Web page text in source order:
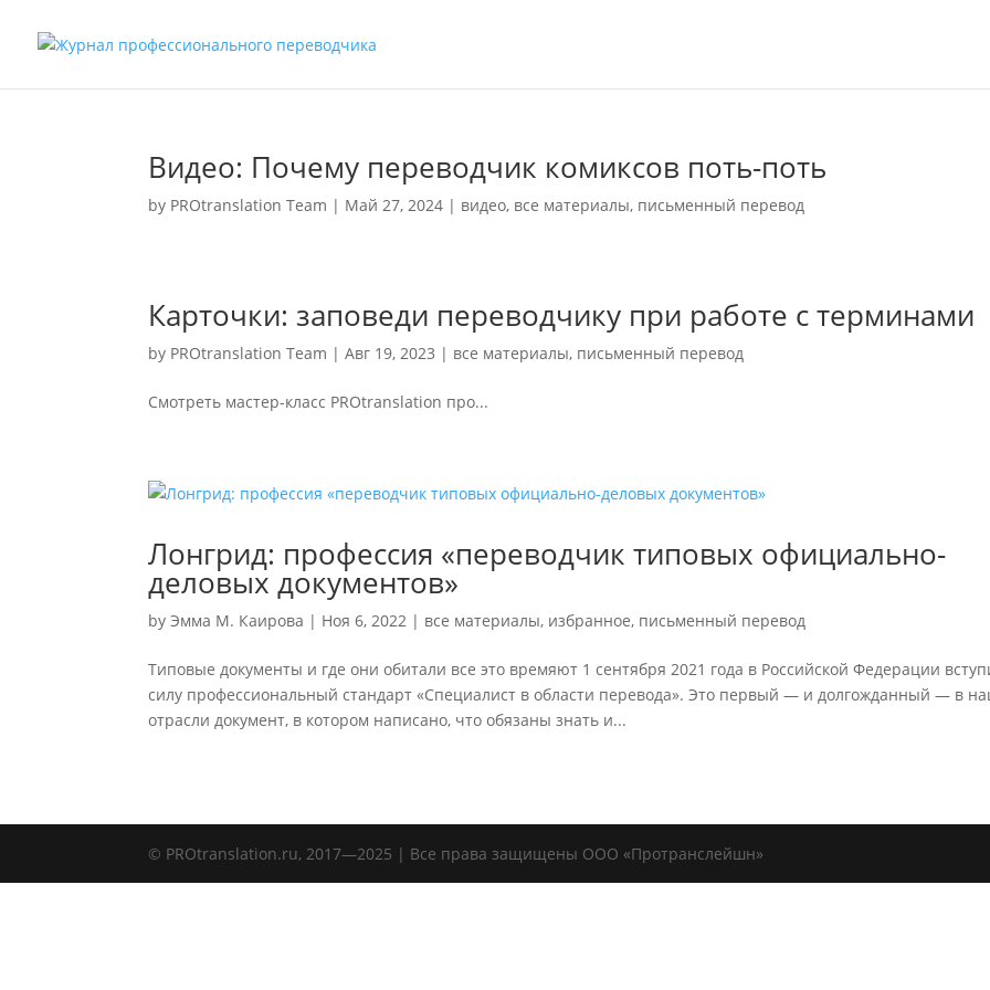
Видео: Почему переводчик комиксов поть-поть
by PROtranslation Team | Май 27, 2024 | видео, все материалы, письменный перевод
Карточки: заповеди переводчику при работе с терминами
by PROtranslation Team |Авг 19, 2023 | все материалы, письменный перевод
Смотреть мастер-класс PROtranslation про...
Лонгрид: профессия «переводчик типовых официально-
деловых документов»
byЭмма М. Каирова | Ноя 6, 2022 | все материалы, избранное, письменный перевод
Типовые документы и где они обитали все это времяют 1 сентября 2021 года в Российской Федерации
силу профессиональный стандарт «Специалист в области перевода». Это первый — и долгожданный — в
отрасли документ, в котором написано, что обязаны знать и...
© PROtranslation.ru, 2017—2025 | Все права защищены OOO «Протранслейшн»